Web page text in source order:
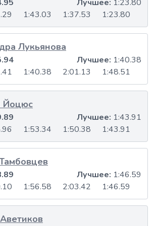
1:43.03 1:37.53 1:23.80
Лучшее: 1:23.80
Лукьянова
1:40.38 2:01.13 1:48.51
Лучшее: 1:40.38
Йоцюс
1:53.34 1:50.38 1:43.91
Лучшее: 1:43.91
1:56.58 2:03.42 1:46.59
Лучшее: 1:46.59